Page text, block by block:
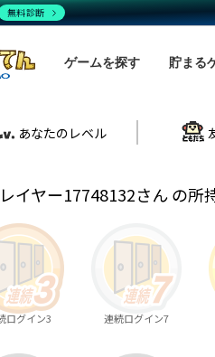
ゲームを探す 貯まる
あなたのレベル
イヤー17748132さん の所
ログイン3 連続ログイン7
無料診断